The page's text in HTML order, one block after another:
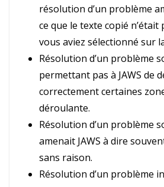
résolution d’un problème
ce que le texte copié n’était
vous aviez sélectionné sur
Résolution d’un problème
permettant pas à JAWS de
correctement certaines
déroulante.
Résolution d’un problème
amenait JAWS à dire
sans raison.
Résolution d’un problème